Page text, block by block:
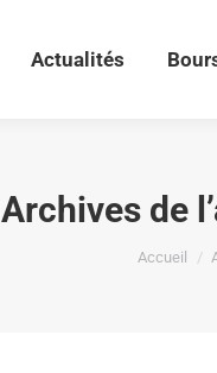
Actualités
Archives de
Vous
Accueil